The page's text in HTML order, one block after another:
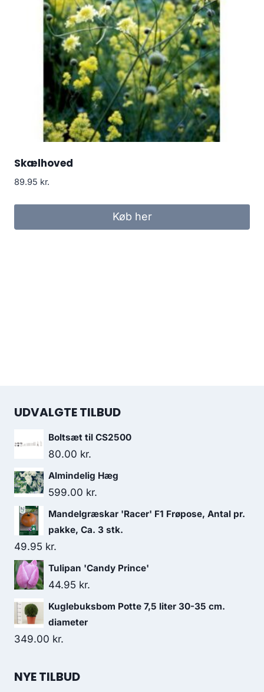
Skælhoved
89.95 kr.
Køb her
UDVALGTE TILBUD
Boltsæt til CS2500
80.00 kr.
Almindelig Hæg
599.00 kr.
Mandelgræskar 'Racer' F1 Frøpose, Antal pr.
pakke, Ca. 3 stk.
49.95 kr.
Tulipan 'Candy Prince'
44.95 kr.
Kuglebuksbom Potte 7,5 liter 30-35 cm.
diameter
349.00 kr.
NYE TILBUD